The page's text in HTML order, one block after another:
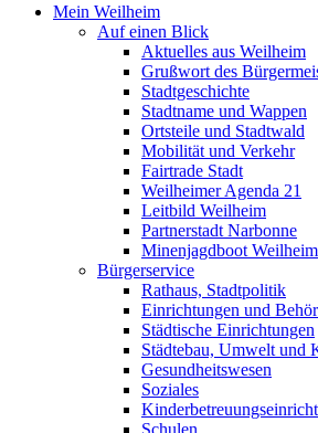
Mein Weilheim
Auf einen Blick
Aktuelles aus Weilheim
Grußwort des
Stadtgeschichte
Stadtname und Wappen
Ortsteile und Stadtwald
Mobilität und Verkehr
Fairtrade Stadt
Weilheimer Agenda 21
Leitbild Weilheim
Partnerstadt Narbonne
Minenjagdboot Weilheim
Bürgerservice
Rathaus, Stadtpolitik
Einrichtungen und
Städtische Einrichtungen
Städtebau, Umwelt und
Gesundheitswesen
Soziales
Schulen